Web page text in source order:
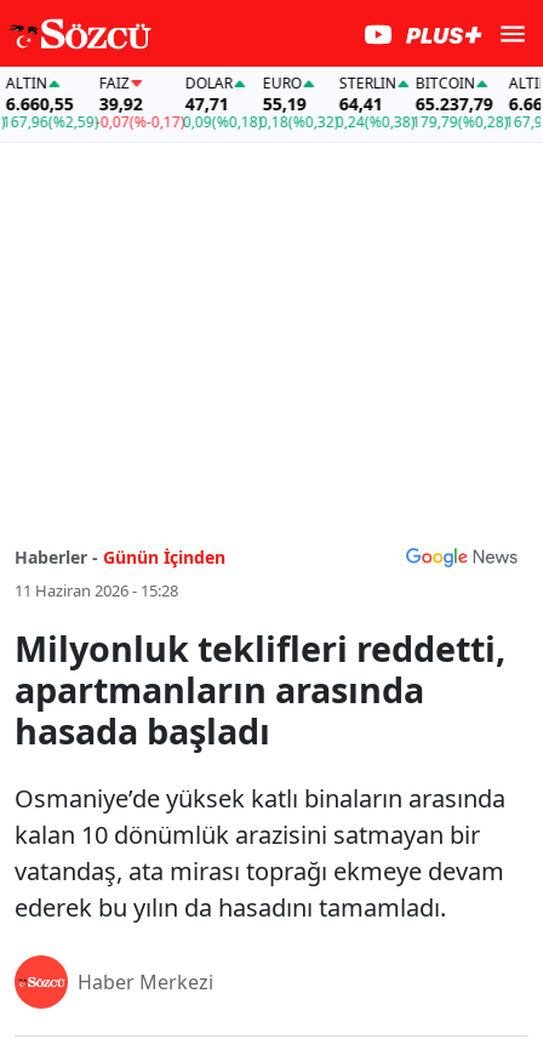
(%2,59)
FAİZ
39,92
-0,07(%-0,17)
DOLAR
47,71
0,09(%0,18)
EURO
55,19
0,18(%0,32)
STERLIN
64,41
0,24(%0,38)
BITCOIN
65.237,79
179,79(%0,28)
ALTIN
167,96
Haberler - Günün İçinden
11 Haziran 2026 - 15:28
Milyonluk teklifleri reddetti,
apartmanların arasında
hasada başladı
Osmaniye’de yüksek katlı binaların arasında
kalan 10 dönümlük arazisini satmayan bir
vatandaş, ata mirası toprağı ekmeye devam
ederek bu yılın da hasadını tamamladı.
Haber Merkezi